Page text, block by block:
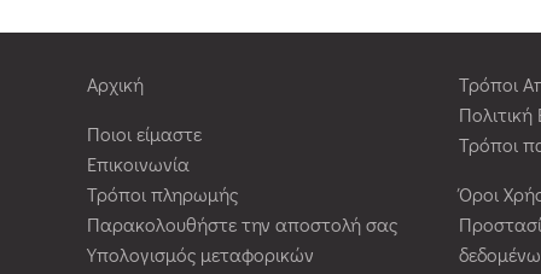
Αρχική
Ποιοι είμαστε
Επικοινωνία
Τρόποι πληρωμής
Παρακολουθήστε την αποστολή σας
Υπολογισμός μεταφορικών
Τρόποι
Τρόποι
Όροι